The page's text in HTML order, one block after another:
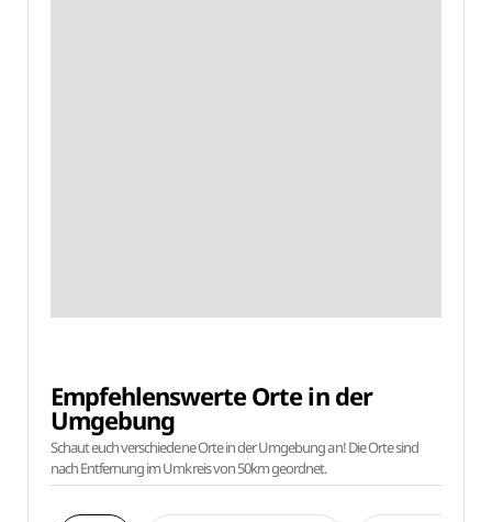
Empfehlenswerte Orte in der
Umgebung
Schaut euch verschiedene Orte in der Umgebung an! Die Orte sind
nach Entfernung im Umkreis von 50km geordnet.